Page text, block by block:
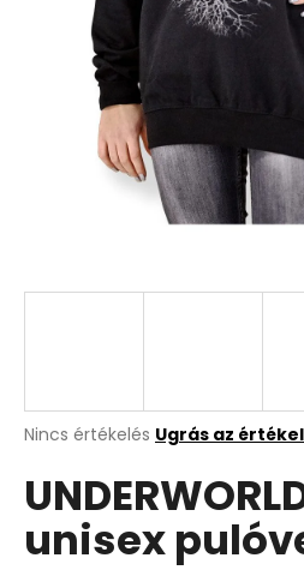
A
átlagos
értékelése
ből
Nincs értékelés Ugrás az
unisex